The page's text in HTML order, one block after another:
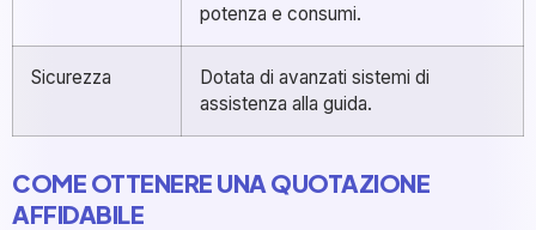
potenza e consumi.
Sicurezza
Dotata di avanzati sistemi di
assistenza alla guida.
COME OTTENERE UNA QUOTAZIONE
AFFIDABILE